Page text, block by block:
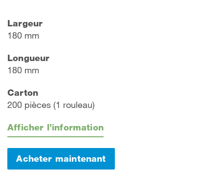
Largeur
180 mm
Longueur
180 mm
Carton
200 pièces (1 rouleau)
Afficher l’information
Acheter maintenant